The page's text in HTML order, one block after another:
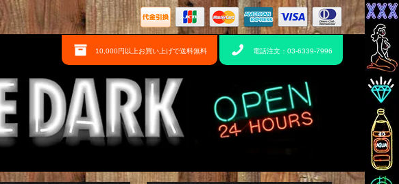
10,000円以上お買い上げで送料無料 電話注文：03-6339-7996